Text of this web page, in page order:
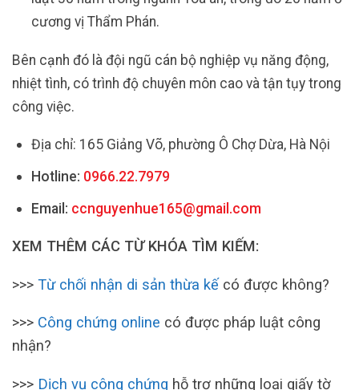
cương vị Thẩm Phán.
Bên cạnh đó là đội ngũ cán bộ nghiệp vụ năng động,
nhiệt tình, có trình độ chuyên môn cao và tận tụy trong
công việc.
Địa chỉ: 165 Giảng Võ, phường Ô Chợ Dừa, Hà Nội
Hotline: 0966.22.7979
Email: ccnguyenhue165@gmail.com
XEM THÊM CÁC TỪ KHÓA TÌM KIẾM:
>>> Từ chối nhận di sản thừa kếcó được không?
>>> Công chứng online có được pháp luật công
nhận?
>>> Dịch vụ công chứng hỗ trợ những loại giấy tờ